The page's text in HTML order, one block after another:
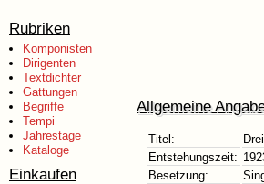
Rubriken
Komponisten
Dirigenten
Textdichter
Gattungen
Begriffe
Tempi
Jahrestage
Kataloge
Einkaufen
Allgemeine
Titel:
Entstehungszeit:
Besetzung: